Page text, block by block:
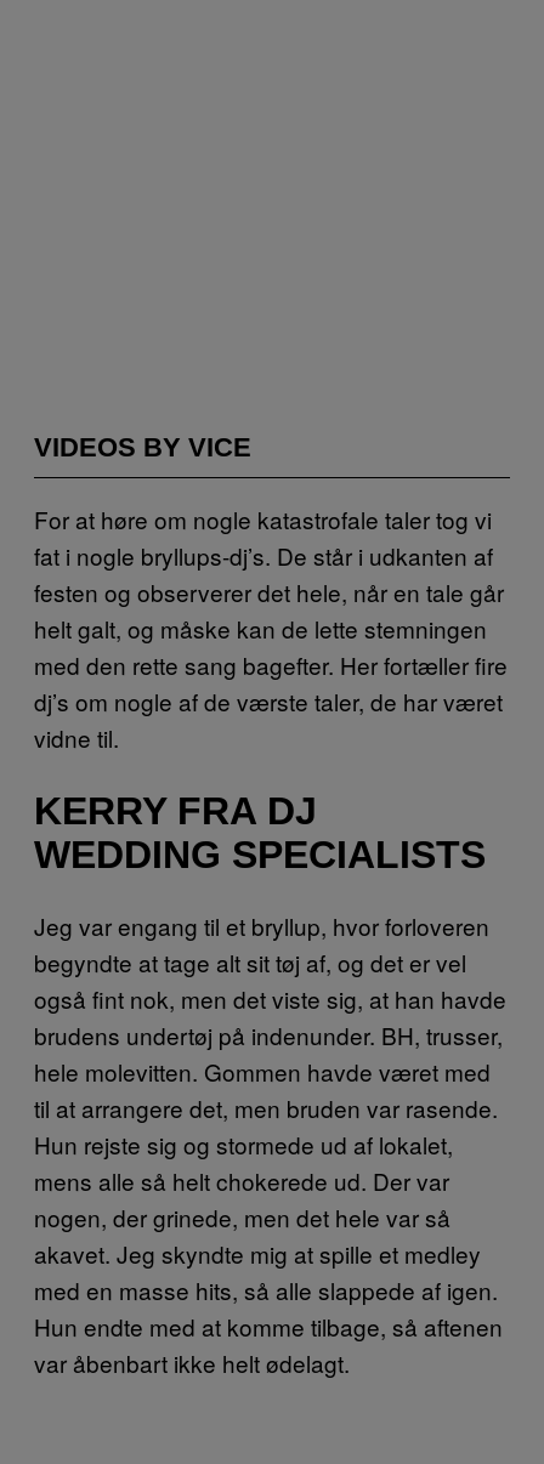
VIDEOS BY VICE
For at høre om nogle katastrofale taler tog vi
fat i nogle bryllups-dj’s. De står i udkanten af
festen og observerer det hele, når en tale går
helt galt, og måske kan de lette stemningen
med den rette sang bagefter. Her fortæller fire
dj’s om nogle af de værste taler, de har været
vidne til.
KERRY FRA DJ
WEDDING SPECIALISTS
Jeg var engang til et bryllup, hvor forloveren
begyndte at tage alt sit tøj af, og det er vel
også fint nok, men det viste sig, at han havde
brudens undertøj på indenunder. BH, trusser,
hele molevitten. Gommen havde været med
til at arrangere det, men bruden var rasende.
Hun rejste sig og stormede ud af lokalet,
mens alle så helt chokerede ud. Der var
nogen, der grinede, men det hele var så
akavet. Jeg skyndte mig at spille et medley
med en masse hits, så alle slappede af igen.
Hun endte med at komme tilbage, så aftenen
var åbenbart ikke helt ødelagt.